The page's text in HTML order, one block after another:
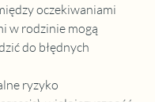
oczekiwaniami
w rodzinie mogą
do błędnych
ryzyko